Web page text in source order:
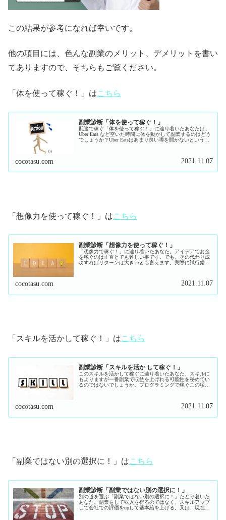
この結果が参考になれば幸いです。
他の項目には、色んな副業のメリット、デメリットを書い
てありますので、そちらもご覧ください。
「体を使って稼ぐ！」はこちら
副業診断「体を使って稼ぐ！」
配達で稼ぐ「体を使って稼ぐ！」に辿り着いたあなたは、
Uber Eats など空いた時間に体を動かして副業するのはどう
でしょうか？Uber Eatsはあまり良い噂を聞かないという方
cocotasu.com 2021.11.07
「想像力を使って稼ぐ！」はこちら
副業診断「想像力を使って稼ぐ！」
「想像力で稼ぐ！」に辿り着いたあなた。アイデアでお金
を稼ぐのは正直とても難しい事です。でも、その代わり成
功すればリターンは大きいとも言えます。実際に試行錯誤
cocotasu.com 2021.11.07
「スキルを活かして稼ぐ！」はこちら
副業診断「スキルを活か して稼ぐ！」
このスキルを活かして稼ぐに辿り着いたあなた、スキルに
もよりますが一番副業で収益を上げれる可能性を秘めてい
るのではないでしょうか。プログラミングで稼ぐこの項目
cocotasu.com 2021.11.07
「副業ではない別の選択に！」はこちら
副業診断「副業ではない別の選択に！」
別の道を選ぶ「副業ではない別の選択に！」たどり着いた
あなた。副業をして収入を得るのではなく、スキルアップ
して会社での評価をupして基本給を上げる。又は、現在の